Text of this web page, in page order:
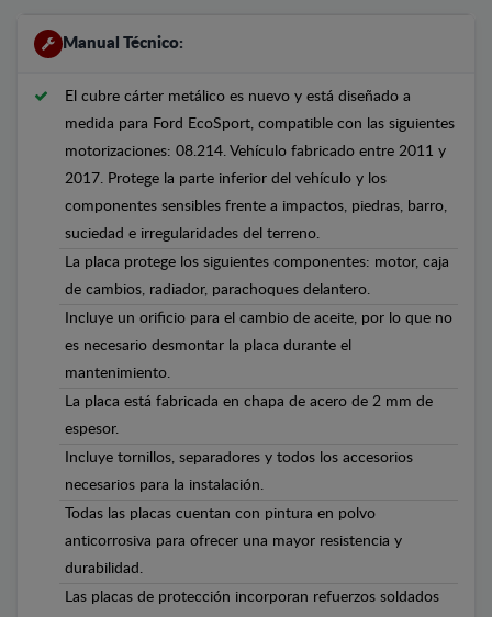
Manual Técnico:
El cubre cárter metálico es nuevo y está diseñado a
medida para Ford EcoSport, compatible con las siguientes
motorizaciones: 08.214. Vehículo fabricado entre 2011 y
2017. Protege la parte inferior del vehículo y los
componentes sensibles frente a impactos, piedras, barro,
suciedad e irregularidades del terreno.
La placa protege los siguientes componentes: motor, caja
de cambios, radiador, parachoques delantero.
Incluye un orificio para el cambio de aceite, por lo que no
es necesario desmontar la placa durante el
mantenimiento.
La placa está fabricada en chapa de acero de 2 mm de
espesor.
Incluye tornillos, separadores y todos los accesorios
necesarios para la instalación.
Todas las placas cuentan con pintura en polvo
anticorrosiva para ofrecer una mayor resistencia y
durabilidad.
Las placas de protección incorporan refuerzos soldados